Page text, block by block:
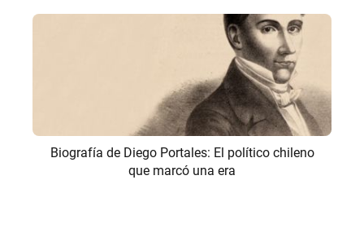
Biografía de Diego Portales: El político chileno
que marcó una era